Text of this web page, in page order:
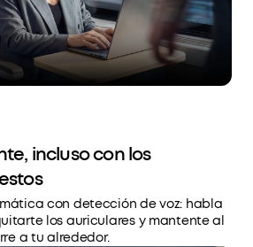
incluso con los
con detección de voz: habla
los auriculares y mantente al
a tu alrededor.